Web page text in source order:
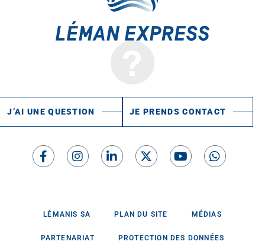
J’AI UNE QUESTION JE PRENDS CONTACT
LÉMANIS SA PLAN DU SITE MÉDIAS
PARTENARIAT PROTECTION DES DONNÉES